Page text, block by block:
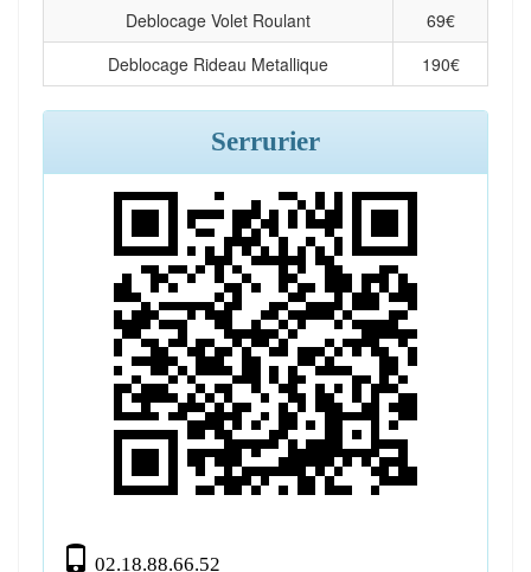
Deblocage Volet Roulant 69€
Deblocage Rideau Metallique
190€
Serrurier
02.18.88.66.52